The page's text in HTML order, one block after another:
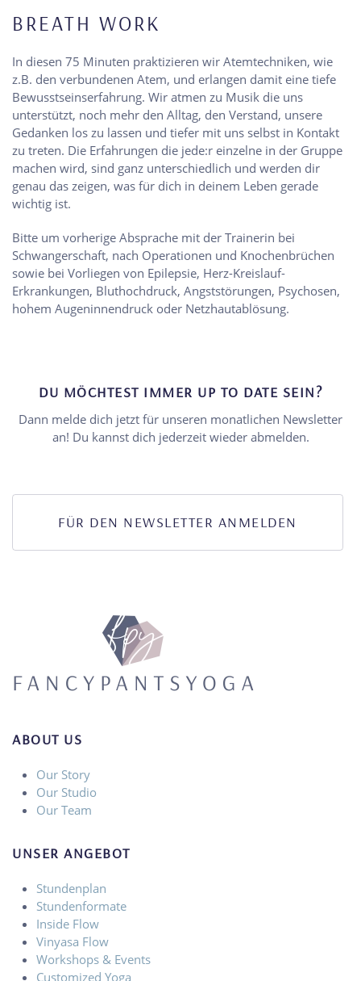
BREATH WORK
In diesen 75 Minuten praktizieren wir Atemtechniken, wie
z.B. den verbundenen Atem, und erlangen damit eine tiefe
Bewusstseinserfahrung. Wir atmen zu Musik die uns
unterstützt, noch mehr den Alltag, den Verstand, unsere
Gedanken los zu lassen und tiefer mit uns selbst in Kontakt
zu treten. Die Erfahrungen die jede:r einzelne in der Gruppe
machen wird, sind ganz unterschiedlich und werden dir
genau das zeigen, was für dich in deinem Leben gerade
wichtig ist.
Bitte um vorherige Absprache mit der Trainerin bei
Schwangerschaft, nach Operationen und Knochenbrüchen
sowie bei Vorliegen von Epilepsie, Herz-Kreislauf-
Erkrankungen, Bluthochdruck, Angststörungen, Psychosen,
hohem Augeninnendruck oder Netzhautablösung.
DU MÖCHTEST IMMER UP TO DATE SEIN?
Dann melde dich jetzt für unseren monatlichen Newsletter
an! Du kannst dich jederzeit wieder abmelden.
FÜR DEN NEWSLETTER ANMELDEN
ABOUT US
Our Story
Our Studio
Our Team
UNSER ANGEBOT
Stundenplan
Stundenformate
Inside Flow
Vinyasa Flow
Workshops & Events
Customized Yoga